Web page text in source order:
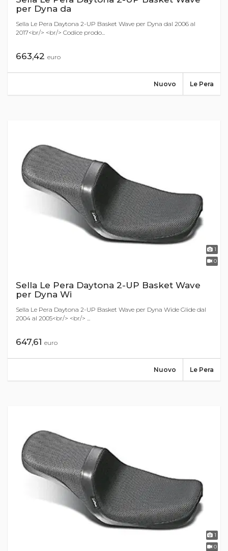
per Dyna da
Sella Le Pera Daytona 2-UP Basket Wave per Dyna dal 2006 al
2017<br/> <br/> Codice prodo...
663,42 euro
Le Pera
Nuovo
1
0
Sella Le Pera Daytona 2-UP Basket Wave
per Dyna Wi
Sella Le Pera Daytona 2-UP Basket Wave per Dyna Wide Glide dal
2004 al 2005<br/> <br/> ...
647,61 euro
Le Pera
Nuovo
1
0